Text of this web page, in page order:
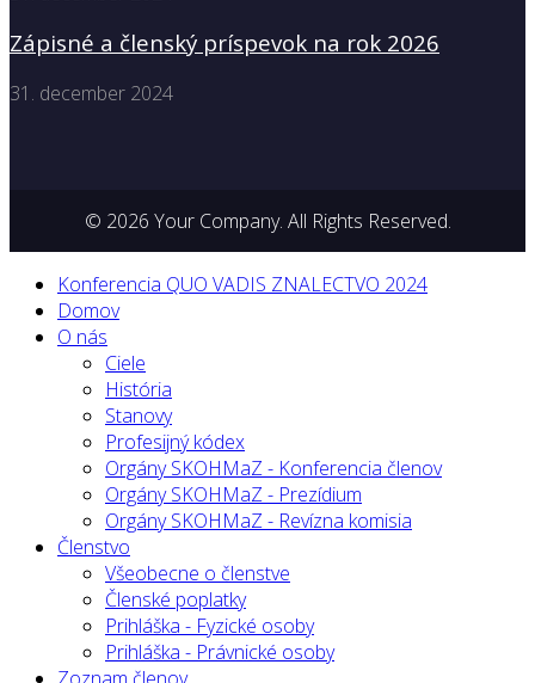
Zápisné a členský príspevok na rok 2026
31. december 2024
© 2026 Your Company. All Rights Reserved.
Konferencia QUO VADIS ZNALECTVO 2024
Domov
O nás
Ciele
História
Stanovy
Profesijný kódex
Orgány SKOHMaZ - Konferencia členov
Orgány SKOHMaZ - Prezídium
Orgány SKOHMaZ - Revízna komisia
Členstvo
Všeobecne o členstve
Členské poplatky
Prihláška - Fyzické osoby
Prihláška - Právnické osoby